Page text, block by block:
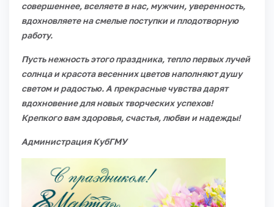
совершеннее, вселяете в нас, мужчин, уверенность,
вдохновляете на смелые поступки и плодотворную
работу.
Пусть нежность этого праздника, тепло первых лучей
солнца и красота весенних цветов наполняют душу
светом и радостью. А прекрасные чувства дарят
вдохновение для новых творческих успехов!
Крепкого вам здоровья, счастья, любви и надежды!
Администрация КубГМУ